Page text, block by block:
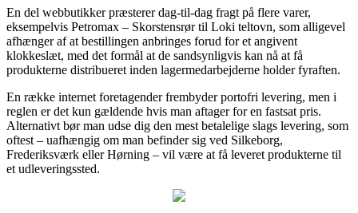
En del webbutikker præsterer dag-til-dag fragt på flere varer,
eksempelvis Petromax – Skorstensrør til Loki teltovn, som alligevel
afhænger af at bestillingen anbringes forud for et angivent
klokkeslæt, med det formål at de sandsynligvis kan nå at få
produkterne distribueret inden lagermedarbejderne holder fyraften.
En række internet foretagender frembyder portofri levering, men i
reglen er det kun gældende hvis man aftager for en fastsat pris.
Alternativt bør man udse dig den mest betalelige slags levering, som
oftest – uafhængig om man befinder sig ved Silkeborg,
Frederiksværk eller Hørning – vil være at få leveret produkterne til
et udleveringssted.